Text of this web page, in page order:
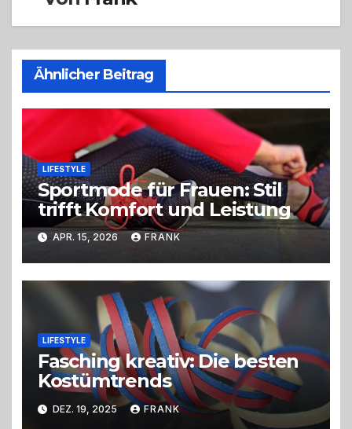
Ähnlicher Beitrag
LIFESTYLE
Sportmode für Frauen: Stil
trifft Komfort und Leistung
APR. 15, 2026 FRANK
LIFESTYLE
Fasching kreativ: Die besten
Kostümtrends
DEZ. 19, 2025 FRANK